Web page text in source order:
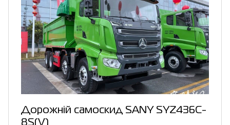
Дорожній самоскид SANY SYZ436C-
8S(V)